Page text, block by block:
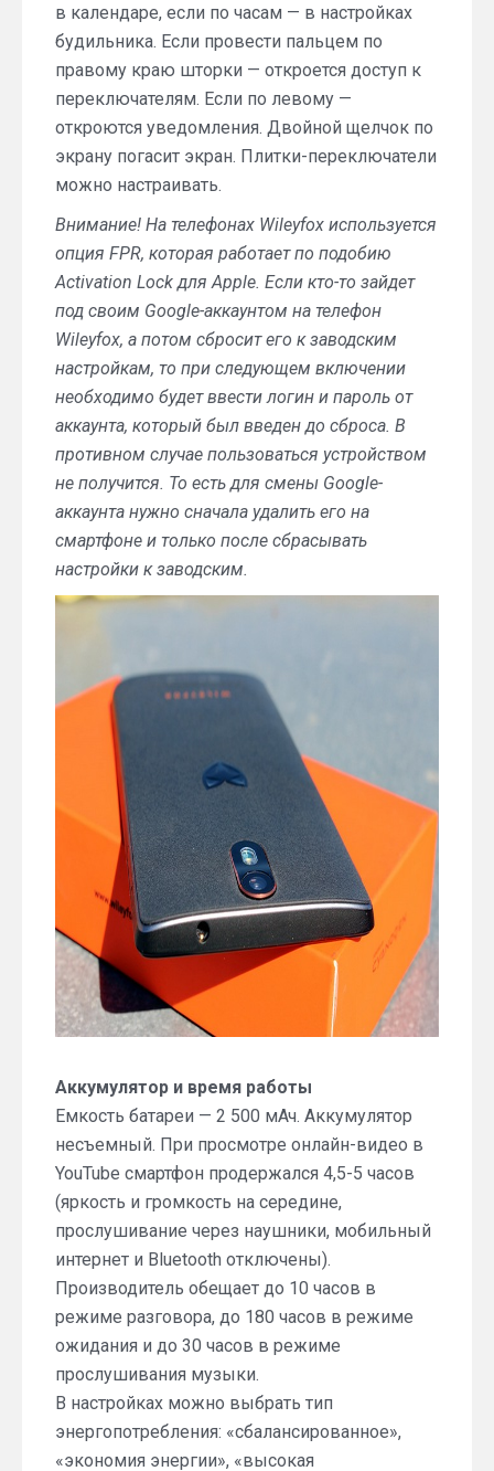
в календаре, если по часам — в настройках
будильника. Если провести пальцем по
правому краю шторки — откроется доступ к
переключателям. Если по левому —
откроются уведомления. Двойной щелчок по
экрану погасит экран. Плитки-переключатели
можно настраивать.
Внимание! На телефонах Wileyfox используется
опция FPR, которая работает по подобию
Activation Lock для Apple. Если кто-то зайдет
под своим Google-аккаунтом на телефон
Wileyfox, а потом сбросит его к заводским
настройкам, то при следующем включении
необходимо будет ввести логин и пароль от
аккаунта, который был введен до сброса. В
противном случае пользоваться устройством
не получится. То есть для смены Google-
аккаунта нужно сначала удалить его на
смартфоне и только после сбрасывать
настройки к заводским.
Аккумулятор и время работы
Емкость батареи — 2 500 мАч. Аккумулятор
несъемный. При просмотре онлайн-видео в
YouTube смартфон продержался 4,5-5 часов
(яркость и громкость на середине,
прослушивание через наушники, мобильный
интернет и Bluetooth отключены).
Производитель обещает до 10 часов в
режиме разговора, до 180 часов в режиме
ожидания и до 30 часов в режиме
прослушивания музыки.
В настройках можно выбрать тип
энергопотребления: «сбалансированное»,
«экономия энергии», «высокая